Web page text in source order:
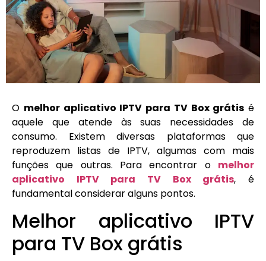
O melhor aplicativo IPTV para TV Box grátis é
aquele que atende às suas necessidades de
consumo. Existem diversas plataformas que
reproduzem listas de IPTV, algumas com mais
funções que outras. Para encontrar o melhor
aplicativo IPTV para TV Box grátis, é
fundamental considerar alguns pontos.
Melhor aplicativo IPTV
para TV Box grátis